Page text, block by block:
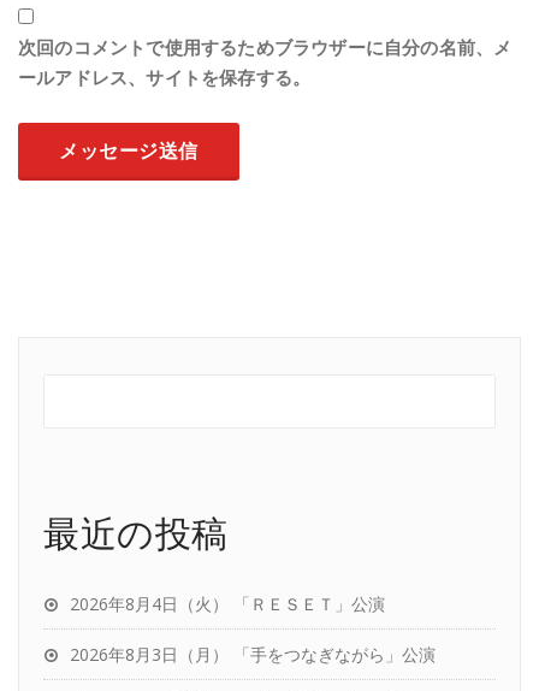
次回のコメントで使用するためブラウザーに自分の名前、メ
ールアドレス、サイトを保存する。
最近の投稿
2026年8月4日（火） 「ＲＥＳＥＴ」公演
2026年8月3日（月） 「手をつなぎながら」公演